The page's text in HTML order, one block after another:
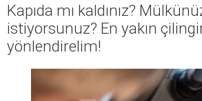
Kapıda mı kaldınız?
istiyorsunuz? En yakın
yönlendirelim!